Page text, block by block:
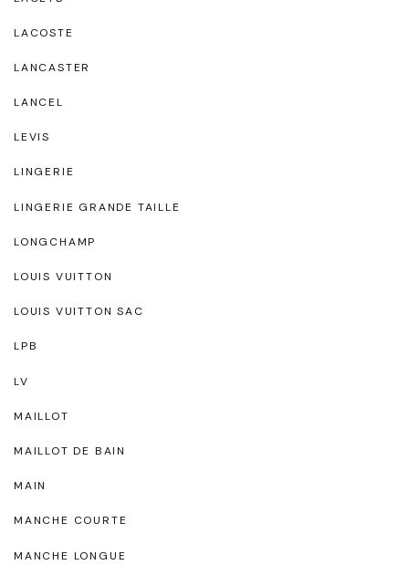
LACOSTE
LANCASTER
LANCEL
LEVIS
LINGERIE
LINGERIE GRANDE TAILLE
LONGCHAMP
LOUIS VUITTON
LOUIS VUITTON SAC
LPB
LV
MAILLOT
MAILLOT DE BAIN
MAIN
MANCHE COURTE
MANCHE LONGUE